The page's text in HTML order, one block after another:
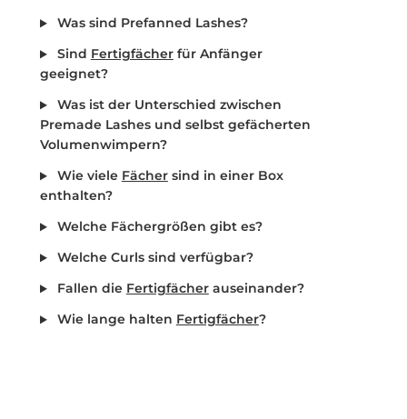
Was sind Prefanned Lashes?
Sind Fertigfächerfür Anfänger
geeignet?
Was ist der Unterschied zwischen
Premade Lashes und selbst gefächerten
Volumenwimpern?
Wie viele Fächersind in einer Box
enthalten?
Welche Fächergrößen gibt es?
Welche Curls sind verfügbar?
Fallen die Fertigfächerauseinander?
Wie lange halten Fertigfächer?